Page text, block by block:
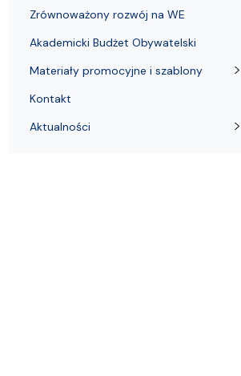
Zrównoważony rozwój na WE
Akademicki Budżet Obywatelski
Materiały promocyjne i szablony
Kontakt
Aktualności